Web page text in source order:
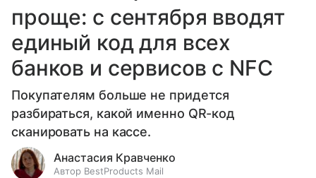
проще: с сентября вводят
единый код для всех
банков и сервисов с NFC
Покупателям больше не придется
разбираться, какой именно QR-код
сканировать на кассе.
Анастасия Кравченко
Автор BestProducts Mail